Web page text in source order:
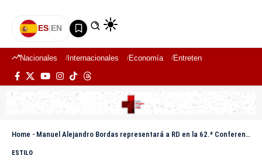
ES|EN
Nacionales Internacionales Economía Entretenimiento
Home - Manuel Alejandro Bordas representará a RD en la 62.ª Conferencia Anual FIA-IABA en Argentina
ESTILO